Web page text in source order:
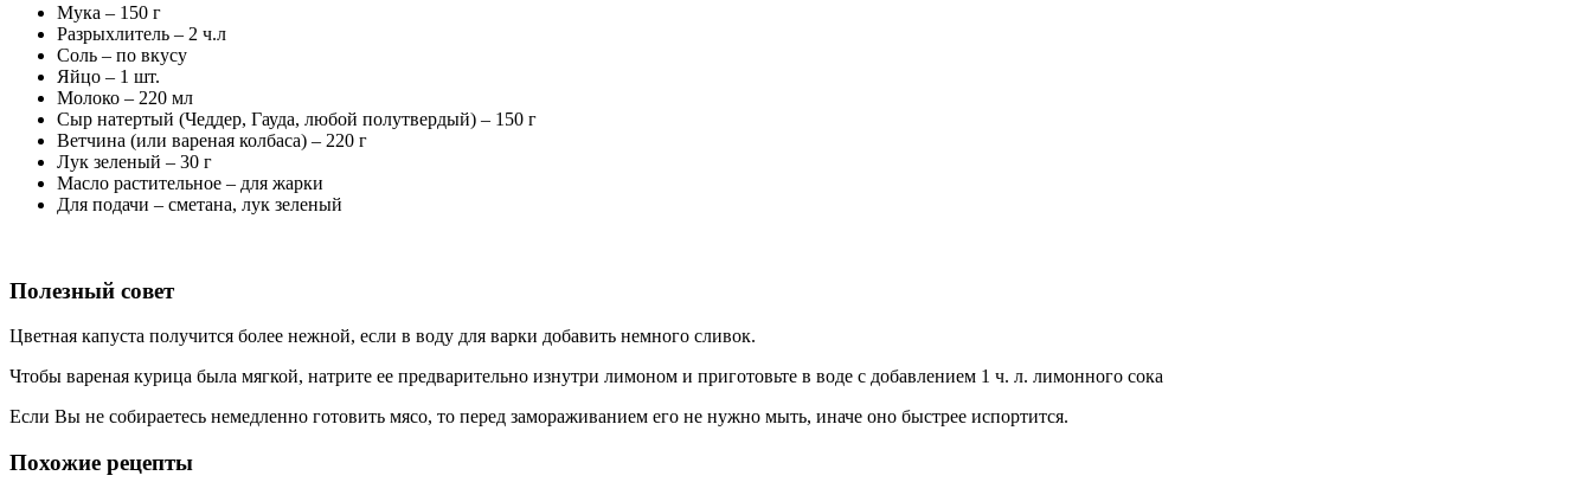
Мука – 150 г
Разрыхлитель – 2 ч.л
Соль – по вкусу
Яйцо – 1 шт.
Молоко – 220 мл
Сыр натертый (Чеддер, Гауда, любой полутвердый) – 150 г
Ветчина (или вареная колбаса) – 220 г
Лук зеленый – 30 г
Масло растительное – для жарки
Для подачи – сметана, лук зеленый
Полезный совет
Цветная капуста получится более нежной, если в воду для варки добавить немного сливок.
Чтобы вареная курица была мягкой, натрите ее предварительно изнутри лимоном и приготовьте в воде с добавлением 1 ч. л. лимонного сока
Если Вы не собираетесь немедленно готовить мясо, то перед замораживанием его не нужно мыть, иначе оно быстрее испортится.
Похожие рецепты